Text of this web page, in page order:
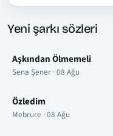
Yeni şarkı sözleri
Aşkından Ölmemeli
Sena Şener · 08 Ağu
Özledim
Mebrure · 08 Ağu